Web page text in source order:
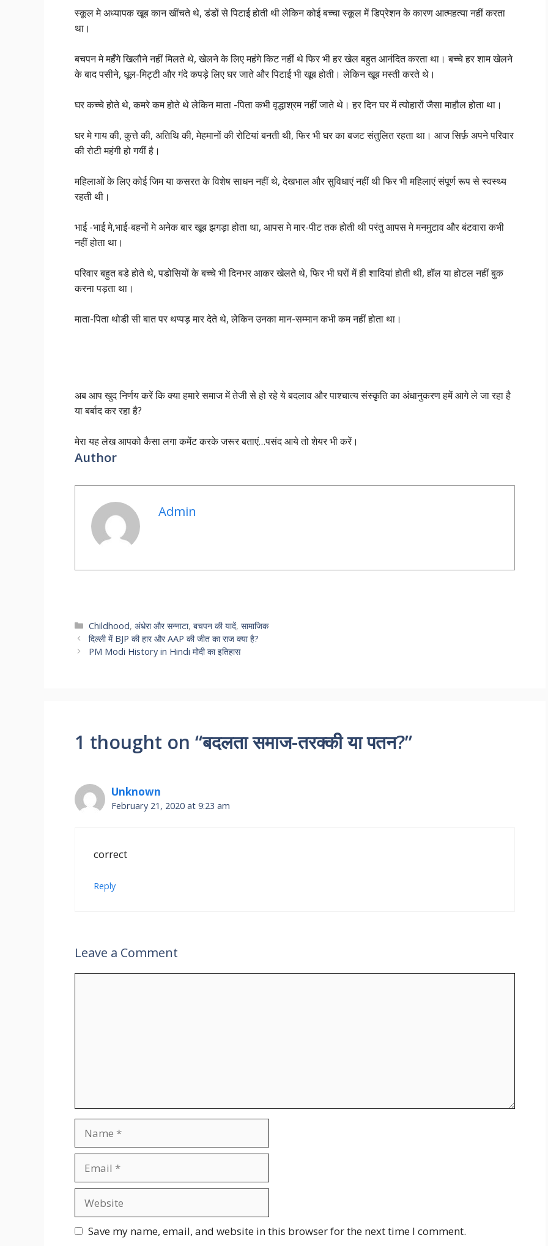
स्कूल मे अध्यापक खूब कान खींचते थे, डंडों से पिटाई होती थी लेकिन कोई बच्चा स्कूल में डिप्रेशन के कारण आत्महत्या नहीं करता
था।
बचपन मे महँगे खिलौने नहीं मिलते थे, खेलने के लिए महंगे किट नहीं थे फिर भी हर खेल बहुत आनंदित करता था। बच्चे हर शाम खेलने
के बाद पसीने, धूल-मिट्टी और गंदे कपड़े लिए घर जाते और पिटाई भी खूब होती। लेकिन खूब मस्ती करते थे।
घर कच्चे होते थे, कमरे कम होते थे लेकिन माता -पिता कभी वृद्धाश्रम नहीं जाते थे। हर दिन घर में त्योहारों जैसा माहौल होता था।
घर मे गाय की, कुत्ते की, अतिथि की, मेहमानों की रोटियां बनती थी, फिर भी घर का बजट संतुलित रहता था। आज सिर्फ़ अपने परिवार
की रोटी महंगी हो गयीं है।
महिलाओं के लिए कोई जिम या कसरत के विशेष साधन नहीं थे, देखभाल और सुविधाएं नहीं थी फिर भी महिलाएं संपूर्ण रूप से स्वस्थ्य
रहती थी।
भाई -भाई मे,भाई-बहनों मे अनेक बार खूब झगड़ा होता था, आपस मे मार-पीट तक होती थी परंतु आपस मे मनमुटाव और बंटवारा कभी
नहीं होता था।
परिवार बहुत बडे होते थे, पडोसियों के बच्चे भी दिनभर आकर खेलते थे, फिर भी घरों में ही शादियां होती थी, हॉल या होटल नहीं बुक
करना पड़ता था।
माता-पिता थोडी सी बात पर थप्पड़ मार देते थे, लेकिन उनका मान-सम्मान कभी कम नहीं होता था।
अब आप खुद निर्णय करें कि क्या हमारे समाज में तेजी से हो रहे ये बदलाव और पाश्चात्य संस्कृति का अंधानुकरण हमें आगे ले जा रहा है
या बर्बाद कर रहा है?
मेरा यह लेख आपको कैसा लगा कमेंट करके जरूर बताएं…पसंद आये तो शेयर भी करें।
Author
Admin
Categories
Childhood,अंधेरा और सन्नाटा,बचपन की यादें,सामाजिक
दिल्ली में BJP की हार और AAP की जीत का राज क्या है?
PM Modi History in Hindi मोदी का इतिहास
1 thought on “बदलता समाज-तरक्की या पतन?”
Unknown
February 21, 2020 at 9:23 am
correct
Reply
Leave a Comment
Save my name, email, and website in this browser for the next time I comment.